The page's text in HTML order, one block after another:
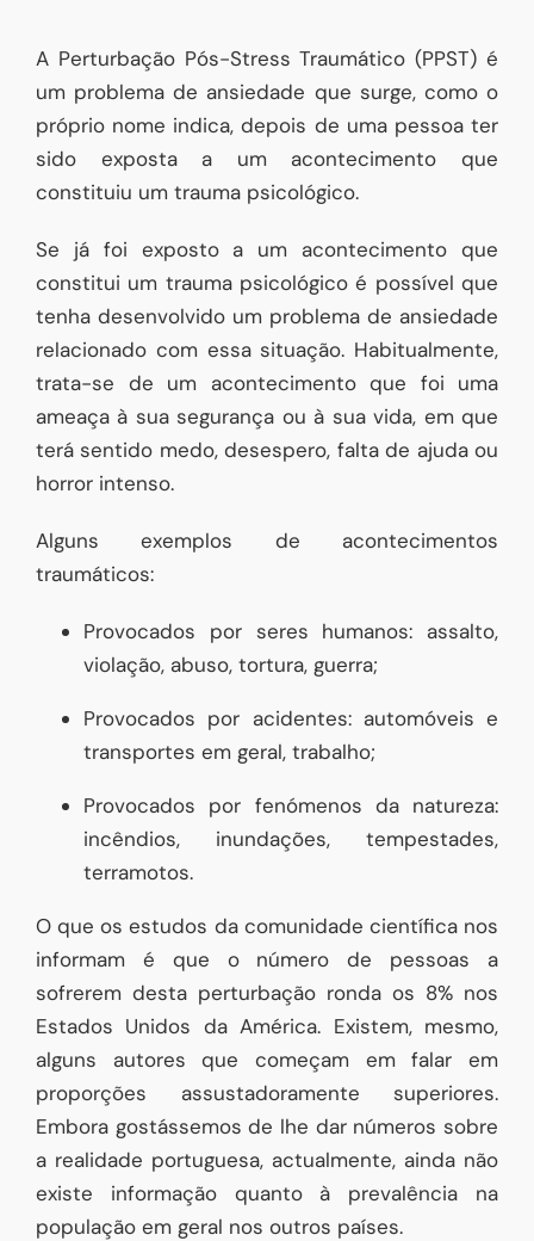
A Perturbação Pós-Stress Traumático (PPST) é
um problema de ansiedade que surge, como o
próprio nome indica, depois de uma pessoa ter
sido exposta a um acontecimento que
constituiu um trauma psicológico.
Se já foi exposto a um acontecimento que
constitui um trauma psicológico é possível que
tenha desenvolvido um problema de ansiedade
relacionado com essa situação. Habitualmente,
trata-se de um acontecimento que foi uma
ameaça à sua segurança ou à sua vida, em que
terá sentido medo, desespero, falta de ajuda ou
horror intenso.
Alguns exemplos de acontecimentos
traumáticos:
Provocados por seres humanos: assalto,
violação, abuso, tortura, guerra;
Provocados por acidentes: automóveis e
transportes em geral, trabalho;
Provocados por fenómenos da natureza:
incêndios, inundações, tempestades,
terramotos.
O que os estudos da comunidade científica nos
informam é que o número de pessoas a
sofrerem desta perturbação ronda os 8% nos
Estados Unidos da América. Existem, mesmo,
alguns autores que começam em falar em
proporções assustadoramente superiores.
Embora gostássemos de lhe dar números sobre
a realidade portuguesa, actualmente, ainda não
existe informação quanto à prevalência na
população em geral nos outros países.